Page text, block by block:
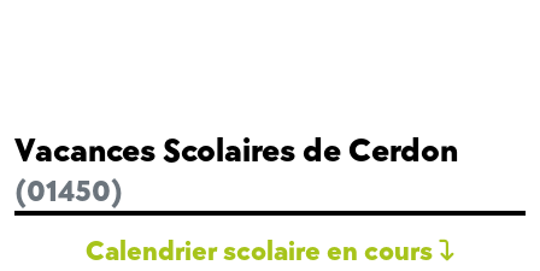
Vacances Scolaires de Cerdon
(01450)
Calendrier scolaire en cours